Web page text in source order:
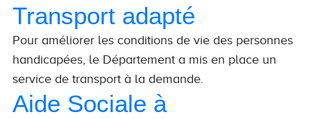
Transport adapté
Pour améliorer les conditions de vie des personnes
handicapées, le Département a mis en place un
service de transport à la demande.
Aide Sociale à